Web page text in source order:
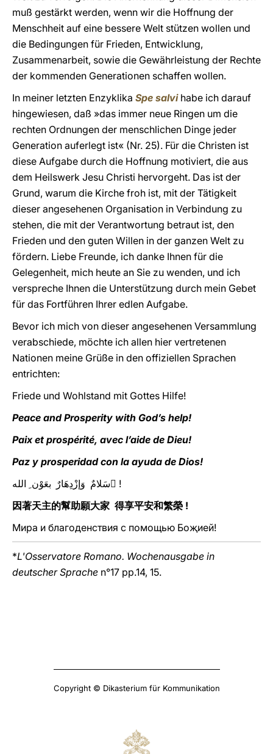
muß gestärkt werden, wenn wir die Hoffnung der
Menschheit auf eine bessere Welt stützen wollen und
die Bedingungen für Frieden, Entwicklung,
Zusammenarbeit, sowie die Gewährleistung der Rechte
der kommenden Generationen schaffen wollen.
In meiner letzten Enzyklika Spe salvihabe ich darauf
hingewiesen, daß »das immer neue Ringen um die
rechten Ordnungen der menschlichen Dinge jeder
Generation auferlegt ist« (Nr. 25). Für die Christen ist
diese Aufgabe durch die Hoffnung motiviert, die aus
dem Heilswerk Jesu Christi hervorgeht. Das ist der
Grund, warum die Kirche froh ist, mit der Tätigkeit
dieser angesehenen Organisation in Verbindung zu
stehen, die mit der Verantwortung betraut ist, den
Frieden und den guten Willen in der ganzen Welt zu
fördern. Liebe Freunde, ich danke Ihnen für die
Gelegenheit, mich heute an Sie zu wenden, und ich
verspreche Ihnen die Unterstützung durch mein Gebet
für das Fortführen Ihrer edlen Aufgabe.
Bevor ich mich von dieser angesehenen Versammlung
verabschiede, möchte ich allen hier vertretenen
Nationen meine Grüße in den offiziellen Sprachen
entrichten:
Friede und Wohlstand mit Gottes Hilfe!
Peace and Prosperity with God’s help!
Paix et prospérité, avec l’aide de Dieu!
Paz y prosperidad con la ayuda de Dios!
سَلامٌ وَإزْدِهَارٌ بعَوْن ِ الله ِ!
因著天主的幫助願大家 得享平安和繁榮 !
Мира и благоденствия с помощью Боҗией!
*L'Osservatore Romano. Wochenausgabe in
deutscher Sprache n°17 pp.14, 15.
Copyright © Dikasterium für Kommunikation